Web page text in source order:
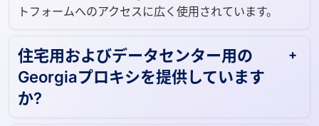
トフォームへのアクセスに広く使用されています。
住宅用およびデータセンター用の
Georgiaプロキシを提供しています
か?